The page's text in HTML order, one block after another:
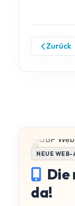
Zurück
NEUE WEB-
Die
da!